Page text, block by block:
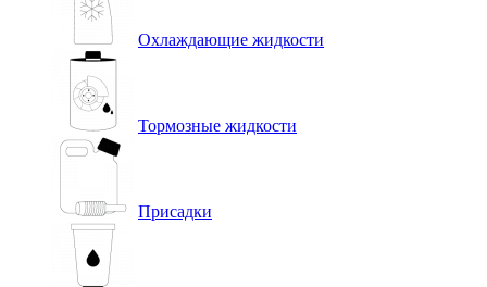
Охлаждающие жидкости
Тормозные жидкости
Присадки